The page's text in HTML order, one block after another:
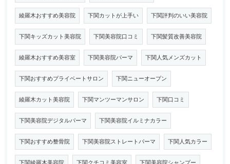
綾羅木おすすめ美容院 下関カットが上手い 下関評判のいい美容院
下関キッズカット美容院 下関美容院口コミ 下関髪質改善美容院
綾羅木おすすめ美容室 下関美容院パーマ 下関人気メンズカット
下関おすすめプライベートサロン 下関ニューオープン
綾羅木カット美容院 下関マンツーマンサロン 下関口コミ
下関美容院デジタルパーマ 下関美容院イルミナカラー
下関おすすめ整骨院 下関美容院ストレートパーマ 下関人気カラー
下関綾羅木美容院 下関クチコミ美容室 下関美容院シャンプー